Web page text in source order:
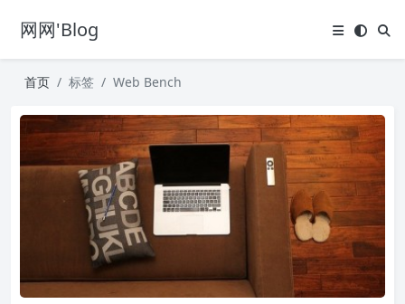
网网'Blog
首页 标签 Web Bench